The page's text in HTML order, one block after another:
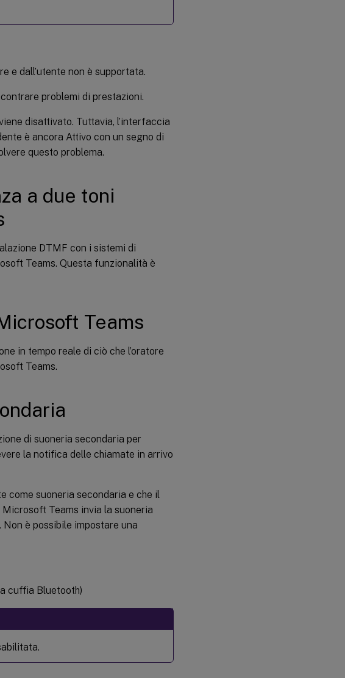
e dall’utente non è supportata.
problemi di prestazioni.
disattivato. Tuttavia, l’interfaccia
è ancora Attivo con un segno di
questo problema.
a due toni
DTMF con i sistemi di
Teams. Questa funzionalità è
Teams
in tempo reale di ciò che l’oratore
Teams.
di suoneria secondaria per
la notifica delle chiamate in arrivo
come suoneria secondaria e che il
Teams invia la suoneria
è possibile impostare una
cuffia Bluetooth)